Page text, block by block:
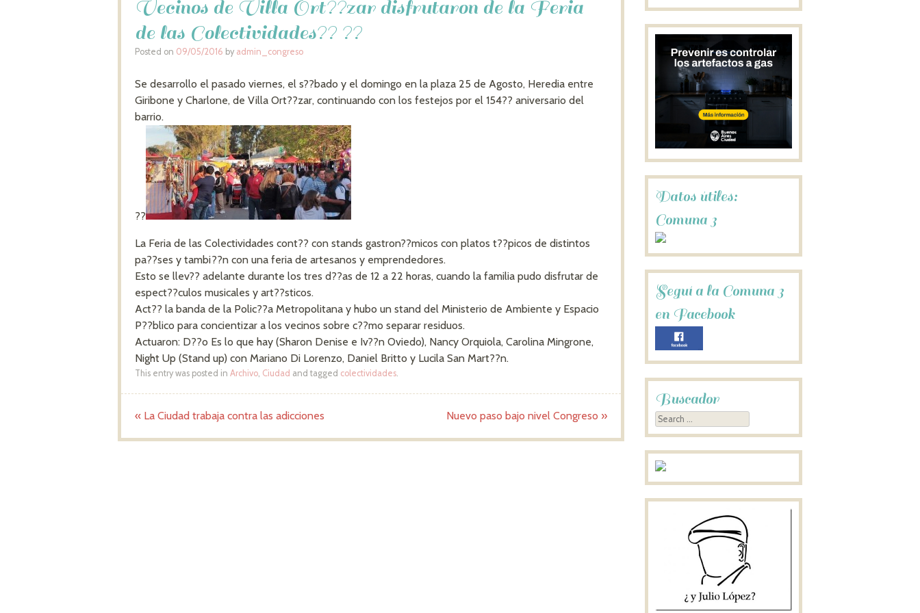
Vecinos de Villa Ort??zar disfrutaron de la Feria
de las Colectividades?? ??
Posted on 09/05/2016 by admin_congreso
Se desarrollo el pasado viernes, el s??bado y el domingo en la plaza 25 de Agosto, Heredia entre
Giribone y Charlone, de Villa Ort??zar, continuando con los festejos por el 154?? aniversario del
barrio.
??
La Feria de las Colectividades cont?? con stands gastron??micos con platos t??picos de distintos
pa??ses y tambi??n con una feria de artesanos y emprendedores.
Esto se llev?? adelante durante los tres d??as de 12 a 22 horas, cuando la familia pudo disfrutar de
espect??culos musicales y art??sticos.
Act?? la banda de la Polic??a Metropolitana y hubo un stand del Ministerio de Ambiente y Espacio
P??blico para concientizar a los vecinos sobre c??mo separar residuos.
Actuaron: D??o Es lo que hay (Sharon Denise e Iv??n Oviedo), Nancy Orquiola, Carolina Mingrone,
Night Up (Stand up) con Mariano Di Lorenzo, Daniel Britto y Lucila San Mart??n.
This entry was posted in Archivo, Ciudad and tagged colectividades.
Post navigation
« La Ciudad trabaja contra las adicciones Nuevo paso bajo nivel Congreso »
Datos útiles:
Comuna 3
Seguí a la Comuna 3
en Facebook
Buscador
Search